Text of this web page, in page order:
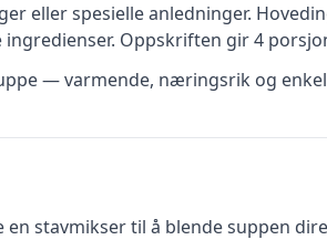
eller spesielle anledninger.
ingredienser. Oppskriften gir4
— varmende, næringsrik og
stavmikser til å blende suppen